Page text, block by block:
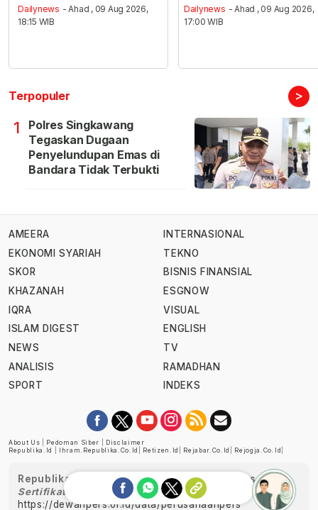
Dailynews - Ahad , 09 Aug 2026,
18:15 WIB
Dailynews - Ahad , 09 Aug 2026,
17:00 WIB
Terpopuler >
1
Polres Singkawang
Tegaskan Dugaan
Penyelundupan Emas di
Bandara Tidak Terbukti
AMEERA
EKONOMI SYARIAH
SKOR
KHAZANAH
IQRA
ISLAM DIGEST
NEWS
ANALISIS
SPORT
INTERNASIONAL
TEKNO
BISNIS FINANSIAL
ESGNOW
VISUAL
ENGLISH
TV
RAMADHAN
INDEKS
About Us Pedoman Siber
Disclaimer
Republika.id
Ihram.republika.co.id Retizen.id Rejabar.co.id Rejogja.co.id
Republika telah diverifikasi oleh Dewan Pers
Sertifikat Nomor 1058/DP-Verifikasi/K/XII/2022
https://dewanpers.or.id/data/perusahaanpers